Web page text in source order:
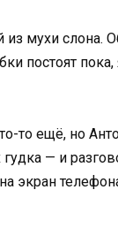
из мухи слона.
постоят пока,
то ещё, но
— и
экран